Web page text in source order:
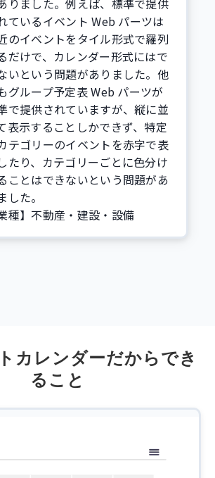
りました。例えば、標準で提供
ているイベント Web パーツは
のイベントをタイル形式で羅列
だけで、カレンダー形式にはで
いという問題がありました。他
グループ予定表 Web パーツが
で提供されていますが、縦に並
表示することしかできず、特定
テゴリーのイベントを赤字で表
たり、カテゴリーごとに色分け
ことはできないという問題があ
した。
業種】不動産・建設・設備
カレンダーだからでき
ること